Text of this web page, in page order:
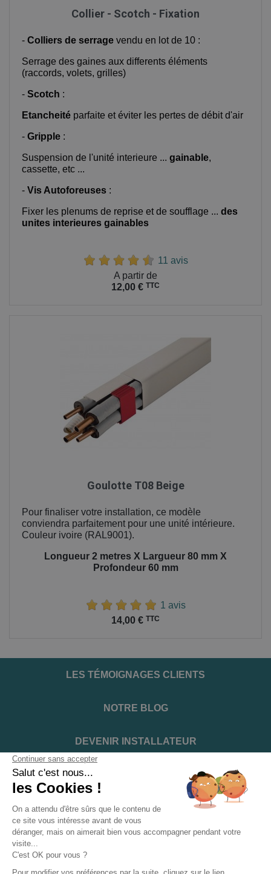
Collier - Scotch - Fixation
- Colliers de serrage vendu en lot de 10 :
Serrage des gaines aux differents éléments
(raccords, volets, grilles)
- Scotch :
Etancheité parfaite et éviter les pertes de débit d'air
- Gripple :
Suspension de l'unité interieure ... gainable,
cassette, etc ...
- Vis Autoforeuses :
Fixer les plenums de reprise et de soufflage ... des
unites interieures gainables
11 avis
A partir de
12,00 € TTC
Goulotte T08 Beige
Pour finaliser votre installation, ce modèle
conviendra parfaitement pour une unité intérieure.
Couleur ivoire (RAL9001).
Longueur 2 metres X Largueur 80 mm X
Profondeur 60 mm
1 avis
14,00 € TTC
LES TÉMOIGNAGES CLIENTS
NOTRE BLOG
DEVENIR INSTALLATEUR
NOTRE SERVICE APRÈS VENTE
NOS PARTENAIRES OFFICIELS
INFORMATIONS ET CONDITIONS